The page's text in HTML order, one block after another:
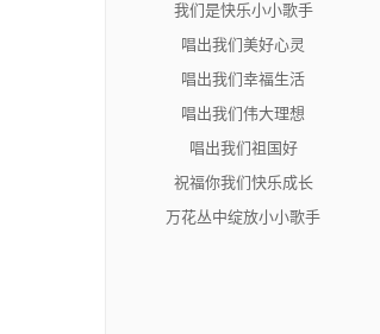
我们是快乐小小歌手
唱出我们美好心灵
唱出我们幸福生活
唱出我们伟大理想
唱出我们祖国好
祝福你我们快乐成长
万花丛中绽放小小歌手